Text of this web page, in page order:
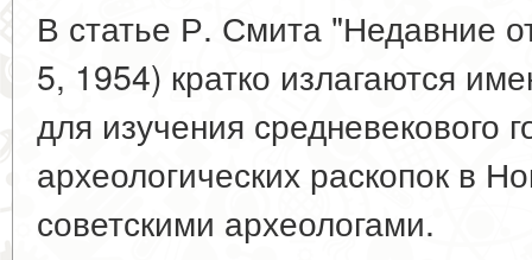
В статье Р. Смита "Недавние
5, 1954) кратко излагаются
для изучения средневекового
археологических раскопок в
советскими археологами.